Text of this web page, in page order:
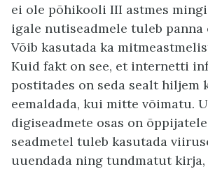
ei ole põhikooli III astmes
igale nutiseadmele tuleb panna
Võib kasutada ka
Kuid fakt on see, et internetti
postitades on seda sealt hiljem
eemaldada, kui mitte võimatu.
digiseadmete osas on
seadmetel tuleb kasutada
uuendada ning tundmatut